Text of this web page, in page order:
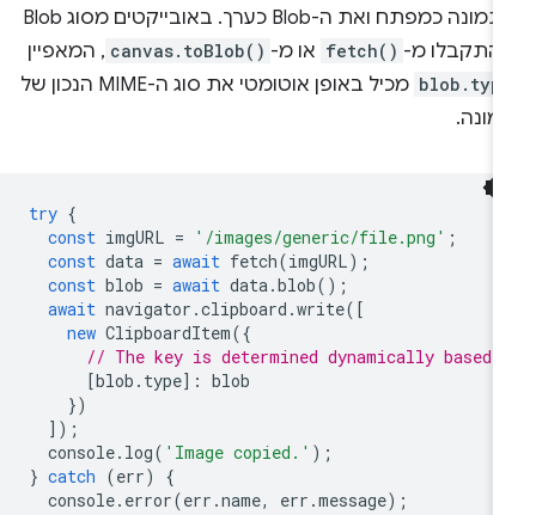
התמונה כמפתח ואת ה-Blob כערך. באובייקטים מסוג Blob
מ- fetch() או מ- canvas.toBlob() , המאפיין
מכיל באופן אוטומטי את סוג ה-MIME הנכון של
try
const imgURL = '/images/generic/file.png'
const data = await fetch(imgURL
const blob = await data.blob
await navigator.clipboard.write
new ClipboardItem
// The key is determined dynamically
[blob.type ]: blob
console.log('Image copied.'
} catch (err
console.error( err.name, err.message